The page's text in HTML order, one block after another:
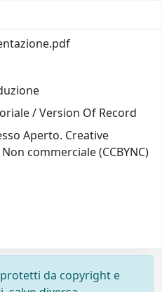
/ Version Of Record
Aperto. Creative
commerciale (CCBYNC)
da copyright e